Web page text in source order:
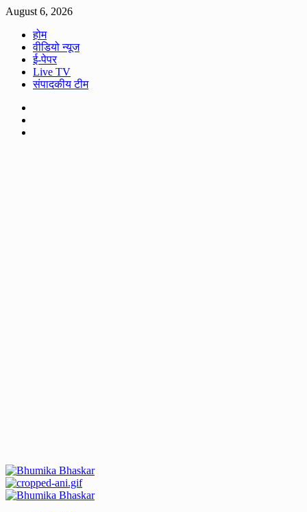
Skip
content
August 6, 2026
होम
वीडियो न्यूज
ई-पेपर
Live TV
संपादकीय टीम
Primary